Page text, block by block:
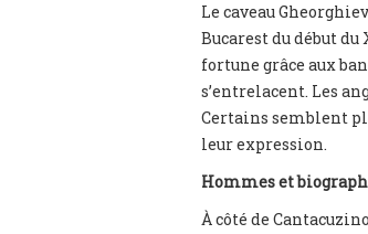
Le caveau
Bucarest du début
fortune grâce aux
s’entrelacent. Les
Certains semblent
leur expression.
Hommes et
À côté de